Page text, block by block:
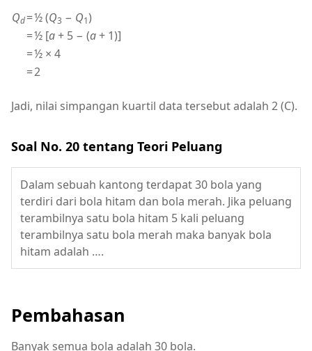
Qd=½ (Q3 − Q1)
=½ [a+ 5 − (a+ 1)]
=½ × 4
=2
Jadi, nilai simpangan kuartil data tersebut adalah 2 (C).
Soal No. 20 tentang Teori Peluang
Dalam sebuah kantong terdapat 30 bola yang
terdiri dari bola hitam dan bola merah. Jika peluang
terambilnya satu bola hitam 5 kali peluang
terambilnya satu bola merah maka banyak bola
hitam adalah ….
Pembahasan
Banyak semua bola adalah 30 bola.